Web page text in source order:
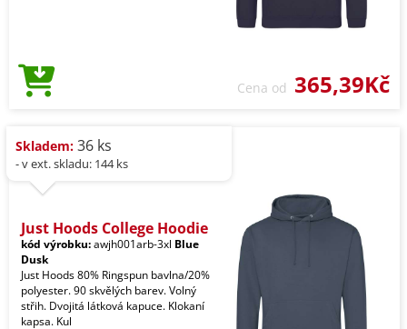
Cena od 365,39Kč
Skladem: 36 ks
- v ext. skladu: 144 ks
Just Hoods College Hoodie
kód výrobku:awjh001arb-3xl Blue
Dusk
Just Hoods 80% Ringspun bavlna/20%
polyester. 90 skvělých barev. Volný
střih. Dvojitá látková kapuce. Klokaní
kapsa. Kul